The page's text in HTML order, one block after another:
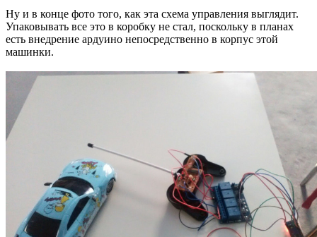
Ну и в конце фото того, как эта схема управления выглядит.
Упаковывать все это в коробку не стал, поскольку в планах
есть внедрение ардуино непосредственно в корпус этой
машинки.